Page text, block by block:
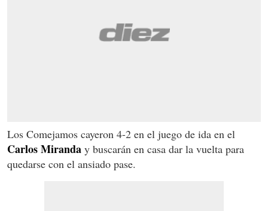
Los Comejamos cayeron 4-2 en el juego de ida en el
Carlos Miranda y buscarán en casa dar la vuelta para
quedarse con el ansiado pase.